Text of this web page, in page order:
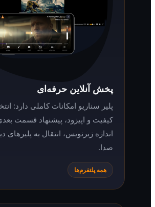
پخش آنلاین حرفه‌ای
پلیر سناریو امکانات کاملی دارد: انتخاب
کیفیت و اپیزود، پیشنهاد قسمت بعدی، تغییر
اندازه زیرنویس، انتقال به پلیرهای دیگر و تغییر
همه پلتفرم‌ها